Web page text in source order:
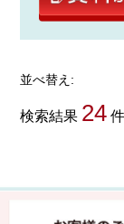
並べ替え:
検索結果 24